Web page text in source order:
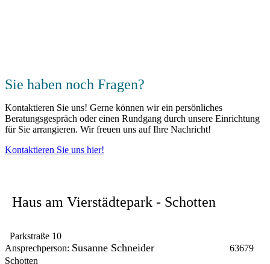
Sie haben noch Fragen?
Kontaktieren Sie uns! Gerne können wir ein persönliches
Beratungsgespräch oder einen Rundgang durch unsere Einrichtung
für Sie arrangieren. Wir freuen uns auf Ihre Nachricht!
Kontaktieren Sie uns hier!
Haus am Vierstädtepark - Schotten
Parkstraße 10
Ansprechperson: Susanne Schneider 63679
Schotten